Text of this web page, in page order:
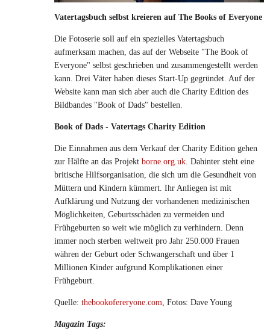
Vatertagsbuch selbst kreieren auf The Books of Everyone
Die Fotoserie soll auf ein spezielles Vatertagsbuch
aufmerksam machen, das auf der Webseite "The Book of
Everyone" selbst geschrieben und zusammengestellt werden
kann. Drei Väter haben dieses Start-Up gegründet. Auf der
Website kann man sich aber auch die Charity Edition des
Bildbandes "Book of Dads" bestellen.
Book of Dads - Vatertags Charity Edition
Die Einnahmen aus dem Verkauf der Charity Edition gehen
zur Hälfte an das Projekt borne.org.uk . Dahinter steht eine
britische Hilfsorganisation, die sich um die Gesundheit von
Müttern und Kindern kümmert. Ihr Anliegen ist mit
Aufklärung und Nutzung der vorhandenen medizinischen
Möglichkeiten, Geburtsschäden zu vermeiden und
Frühgeburten so weit wie möglich zu verhindern. Denn
immer noch sterben weltweit pro Jahr 250.000 Frauen
währen der Geburt oder Schwangerschaft und über 1
Millionen Kinder aufgrund Komplikationen einer
Frühgeburt.
Quelle: thebookofereryone.com , Fotos: Dave Young
Magazin Tags: